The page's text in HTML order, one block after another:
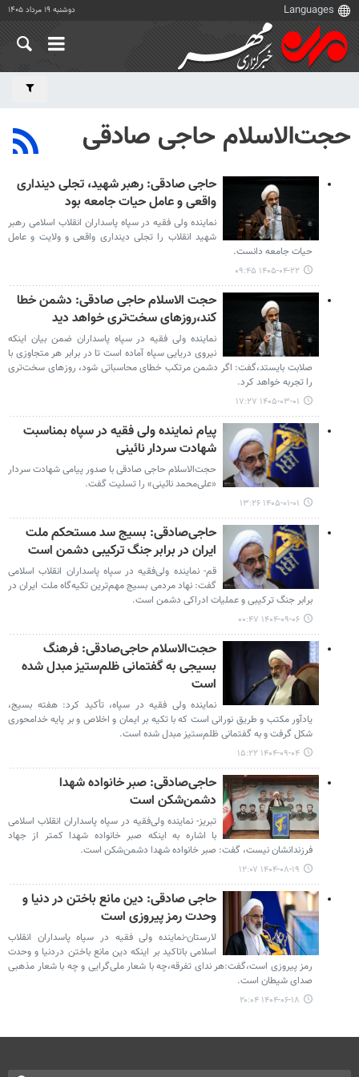
دوشنبه ۱۹ مرداد ۱۴۰۵
حجت‌الاسلام حاجی صادقی
حاجی صادقی: رهبر شهید، تجلی دینداری
واقعی و عامل حیات جامعه بود
نماینده ولی فقیه در سپاه پاسداران انقلاب اسلامی رهبر
شهید انقلاب را تجلی دینداری واقعی و ولایت و عامل
حیات جامعه دانست.
۱۴۰۵-۰۴-۲۲ ۰۹:۴۵
حجت الاسلام حاجی صادقی: دشمن خطا
کند،روزهای سخت‌تری خواهد دید
نماینده ولی فقیه در سپاه پاسداران ضمن بیان اینکه
نیروی دریایی سپاه آماده است تا در برابر هر متجاوزی با
صلابت بایستد،گفت: اگر دشمن مرتکب خطای محاسباتی شود، روزهای سخت‌تری
را تجربه خواهد کرد.
۱۴۰۵-۰۳-۰۱ ۱۷:۲۷
پیام نماینده ولی فقیه در سپاه بمناسبت
شهادت سردار نائینی
حجت‌الاسلام حاجی صادقی با صدور پیامی شهادت سردار
«علی‌محمد نائینی» را تسلیت گفت.
۱۴۰۵-۰۱-۰۱ ۱۳:۲۶
حاجی‌صادقی: بسیج سد مستحکم ملت
ایران در برابر جنگ ترکیبی دشمن است
قم- نماینده ولی‌فقیه در سپاه پاسداران انقلاب اسلامی
گفت: نهاد مردمی بسیج مهم‌ترین تکیه‌گاه ملت ایران در
برابر جنگ ترکیبی و عملیات ادراکی دشمن است.
۱۴۰۴-۰۹-۰۶ ۰۰:۴۷
حجت‌الاسلام حاجی‌صادقی: فرهنگ
بسیجی به گفتمانی ظلم‌ستیز مبدل شده
است
نماینده ولی فقیه در سپاه، تأکید کرد: هفته بسیج،
یادآور مکتب و طریق نورانی است که با تکیه بر ایمان و اخلاص و بر پایه خدامحوری
شکل گرفت و به گفتمانی ظلم‌ستیز مبدل شده است.
۱۴۰۴-۰۹-۰۴ ۱۵:۲۲
حاجی‌صادقی: صبر خانواده شهدا
دشمن‌شکن است
تبریز- نماینده ولی‌فقیه در سپاه پاسداران انقلاب اسلامی
با اشاره به اینکه صبر خانواده شهدا کمتر از جهاد
فرزندانشان نیست، گفت: صبر خانواده شهدا دشمن‌شکن است.
۱۴۰۴-۰۸-۱۹ ۱۲:۰۷
حاجی صادقی: دین مانع باختن در دنیا و
وحدت رمز پیروزی است
لارستان-نماینده ولی فقیه در سپاه پاسداران انقلاب
اسلامی باتاکید بر اینکه دین مانع باختن دردنیا و وحدت
رمز پیروزی است،گفت:هر ندای تفرقه،چه با شعار ملی‌گرایی و چه با شعار مذهبی
صدای شیطان است.
۱۴۰۴-۰۶-۱۸ ۲۰:۰۴